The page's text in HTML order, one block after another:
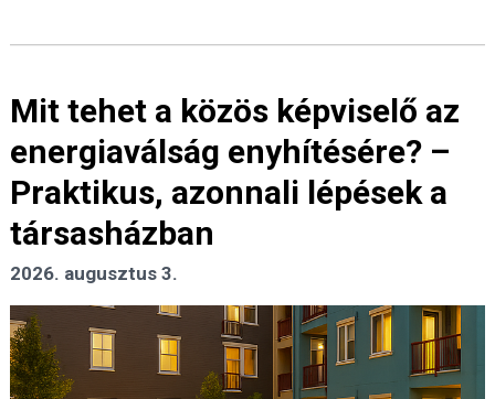
Mit tehet a közös képviselő az
energiaválság enyhítésére? –
Praktikus, azonnali lépések a
társasházban
2026. augusztus 3.